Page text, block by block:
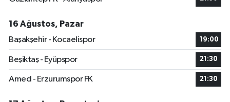
16 Ağustos, Pazar
Başakşehir - Kocaelispor
19:00
Beşiktaş - Eyüpspor 21:30
Amed - Erzurumspor FK 21:30